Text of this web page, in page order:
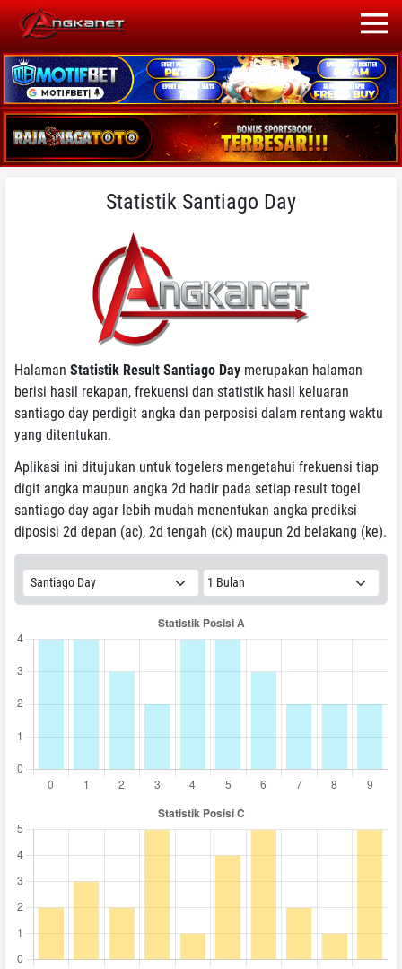
Statistik Santiago Day
Halaman Statistik Result Santiago Day merupakan halaman
berisi hasil rekapan, frekuensi dan statistik hasil keluaran
santiago day perdigit angka dan perposisi dalam rentang waktu
yang ditentukan.
Aplikasi ini ditujukan untuk togelers mengetahui frekuensi tiap
digit angka maupun angka 2d hadir pada setiap result togel
santiago day agar lebih mudah menentukan angka prediksi
diposisi 2d depan (ac), 2d tengah (ck) maupun 2d belakang (ke).